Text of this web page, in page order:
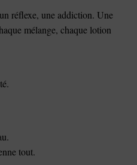
réflexe, une addiction. Une
mélange, chaque lotion
tout.